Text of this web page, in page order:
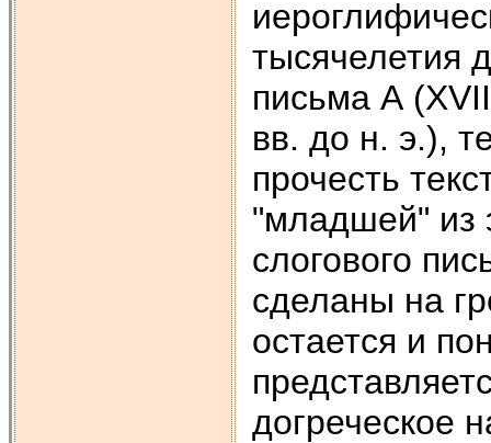
тысячелетия
письма А
вв. до н. э.),
прочесть
"младшей" из
слогового
сделаны на
остается и
догреческое